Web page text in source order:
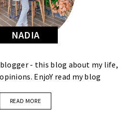
NADIA
- this blog about my life,
EnjoY read my blog
READ MORE